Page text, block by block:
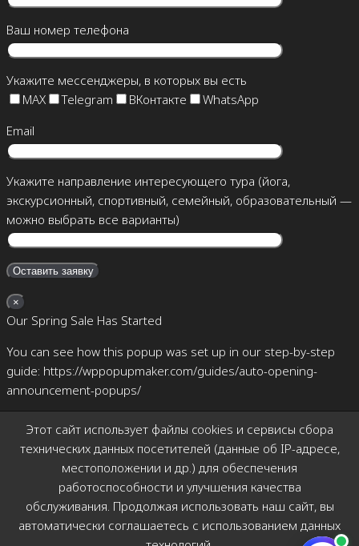
Этот сайт использует файлы cookies и сервисы сбора
технических данных посетителей (данные об IP-адресе,
местоположении и др.) для обеспечения
работоспособности и улучшения качества
обслуживания. Продолжая использовать наш сайт, вы
автоматически соглашаетесь с использованием данных
Ваш номер телефона
Укажите мессенджеры, в которых вы есть
MAX
Telegram ВКонтакте
WhatsApp
Email
Укажите направление интересующего тура (йога,
экскурсионный, спортивный, семейный, образовательный —
можно выбрать все варианты)
×
Our Spring Sale Has Started
You can see how this popup was set up in our step-by-step
guide: https://wppopupmaker.com/guides/auto-opening-
announcement-popups/